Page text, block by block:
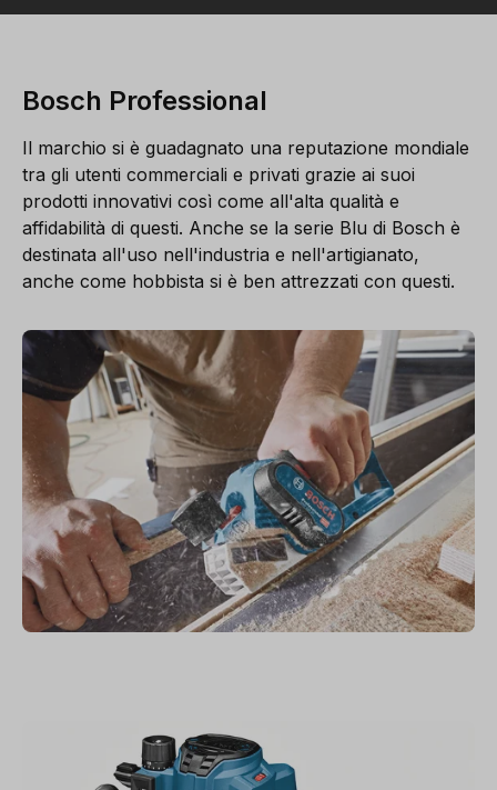
Bosch Professional
Il marchio si è guadagnato una reputazione mondiale
tra gli utenti commerciali e privati grazie ai suoi
prodotti innovativi così come all'alta qualità e
affidabilità di questi. Anche se la serie Blu di Bosch è
destinata all'uso nell'industria e nell'artigianato,
anche come hobbista si è ben attrezzati con questi.